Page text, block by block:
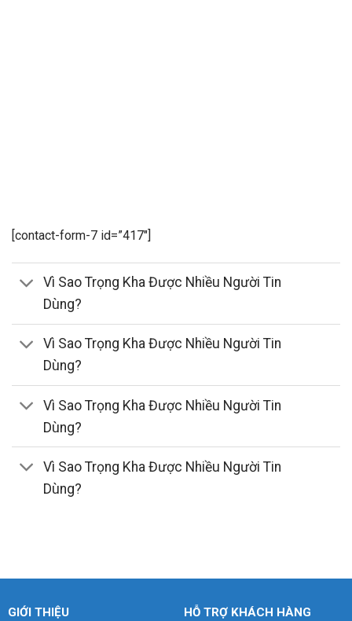
[contact-form-7 id=”417″]
Vì Sao Trọng Kha Được Nhiều Người Tin
Dùng?
Vì Sao Trọng Kha Được Nhiều Người Tin
Dùng?
Vì Sao Trọng Kha Được Nhiều Người Tin
Dùng?
Vì Sao Trọng Kha Được Nhiều Người Tin
Dùng?
GIỚI THIỆU HỖ TRỢ KHÁCH HÀNG